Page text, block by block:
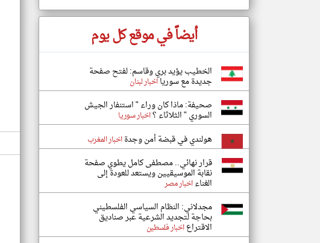
أيضاً في موقع كل يوم
الخطيب يؤيد بري وقاسم: لفتح صفحة
جديدة مع سوريااخبار لبنان
صحيفة: ماذا كان وراء " استنفار الجيش
السوري " الثلاثاء ؟اخبار سوريا
هولندي في قبضة أمن وجدةاخبار المغرب
قرار نهائي.. مصطفى كامل يطوي صفحة
نقابة الموسيقيين ويستعد للعودة إلى
الغناءاخبار مصر
مجدلاني: النظام السياسي الفلسطيني
بحاجة لتجديد الشرعية عبر صناديق
الاقتراعاخبار فلسطين